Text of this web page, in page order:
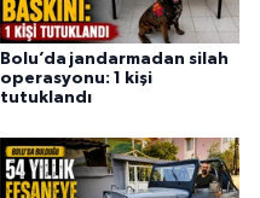
Bolu’da jandarmadan silah
operasyonu: 1 kişi
tutuklandı